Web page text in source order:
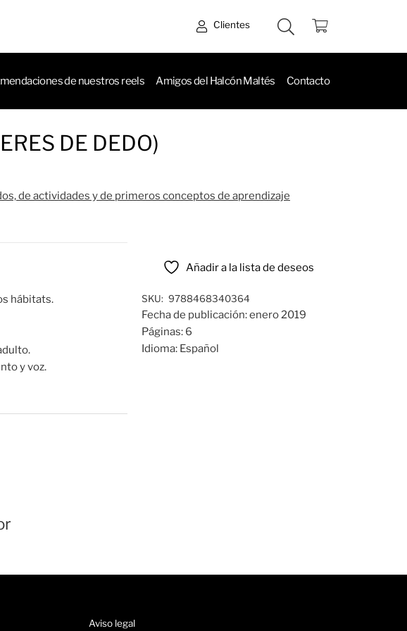
Clientes
de nuestros reels Amigos del Halcón Maltés Contacto
DE DEDO)
de actividades y de primeros conceptos de aprendizaje
hábitats.
y voz.
Añadir a la lista de deseos
SKU: 9788468340364
Fecha de publicación:enero 2019
Páginas: 6
Idioma: Español
Aviso legal